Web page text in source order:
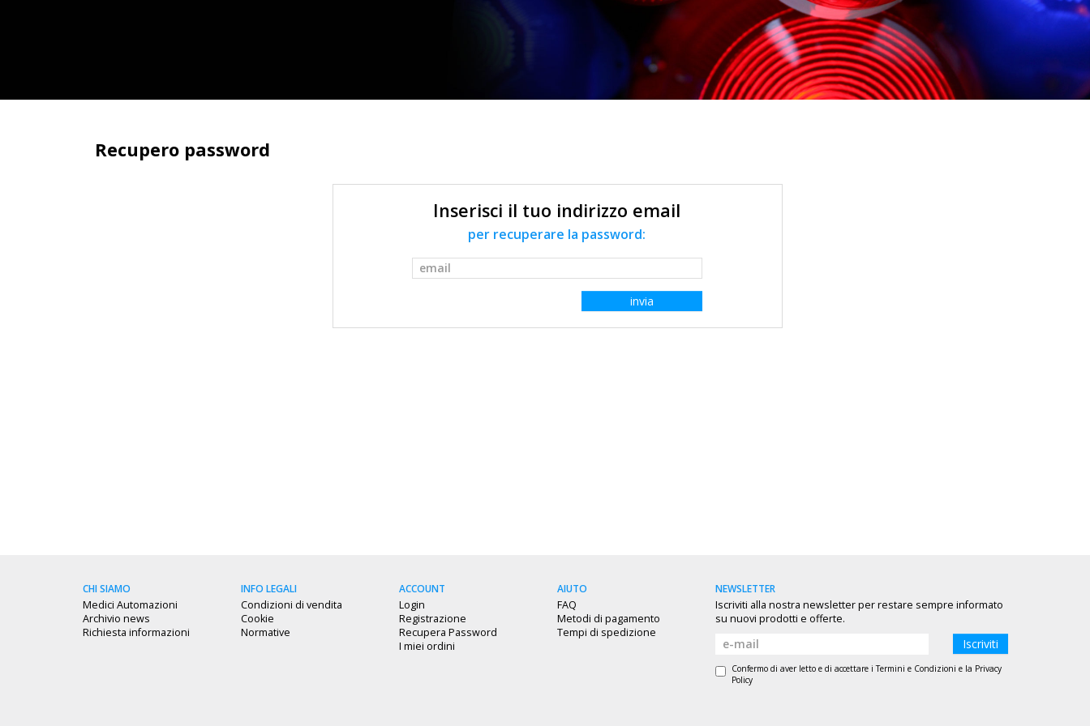
Recupero password
Inserisci il tuo indirizzo email
per recuperare la password:
invia
CHI SIAMO
Medici Automazioni
Archivio news
Richiesta informazioni
INFO LEGALI
Condizioni di vendita
Cookie
Normative
ACCOUNT
Login
Registrazione
Recupera Password
I miei ordini
AIUTO
FAQ
Metodi di pagamento
Tempi di spedizione
NEWSLETTER
Iscriviti alla nostra newsletter per restare sempre informato
su nuovi prodotti e offerte.
Iscriviti
Confermo di aver letto e di accettare iTermini e Condizioni e la Privacy
Policy